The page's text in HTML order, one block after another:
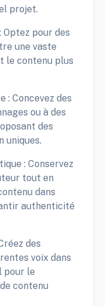
projet.
pour des
une vaste
le contenu plus
: Concevez des
ou à des
des
uniques.
: Conservez
tout en
dans
authenticité
des
voix dans
pour le
contenu